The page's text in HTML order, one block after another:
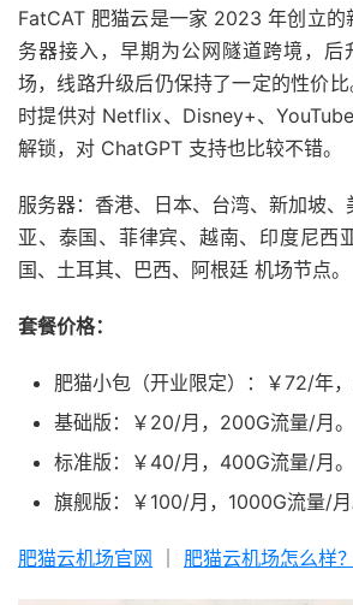
FatCAT 肥猫云是一家 2023 年创立的
务器接入，早期为公网隧道跨境，后
场，线路升级后仍保持了一定的性价
时提供对 Netflix、Disney+、
解锁，对 ChatGPT 支持也比较不错。
服务器：香港、日本、台湾、新加坡
亚、泰国、菲律宾、越南、印度尼西
国、土耳其、巴西、阿根廷 机场节点。
套餐价格：
肥猫小包（开业限定）：￥72/年
基础版：￥20/月，200G流量/月。
标准版：￥40/月，400G流量/月。
旗舰版：￥100/月，1000G流量/月
肥猫云机场官网 肥猫云机场怎么样？